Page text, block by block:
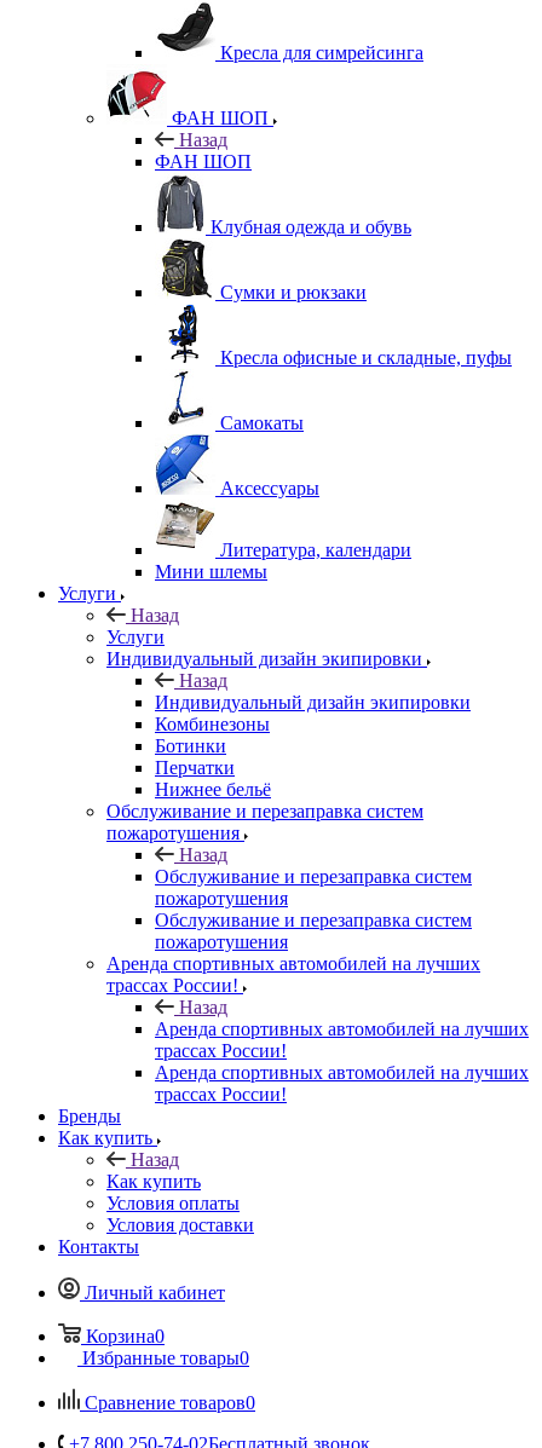
Кресла для симрейсинга
ФАН ШОП
Назад
ФАН ШОП
Клубная одежда и обувь
Сумки и рюкзаки
Кресла офисные и складные, пуфы
Самокаты
Аксессуары
Литература, календари
Мини шлемы
Услуги
Назад
Услуги
Индивидуальный дизайн экипировки
Назад
Индивидуальный дизайн экипировки
Комбинезоны
Ботинки
Перчатки
Нижнее бельё
Обслуживание и перезаправка систем
пожаротушения
Назад
Обслуживание и перезаправка систем
пожаротушения
Обслуживание и перезаправка систем
пожаротушения
Аренда спортивных автомобилей на лучших
трассах России!
Назад
Аренда спортивных автомобилей на лучших
трассах России!
Аренда спортивных автомобилей на лучших
трассах России!
Бренды
Как купить
Назад
Как купить
Условия оплаты
Условия доставки
Контакты
Личный кабинет
Корзина0
Избранные товары0
Сравнение товаров0
+7 800 250-74-02Бесплатный звонок